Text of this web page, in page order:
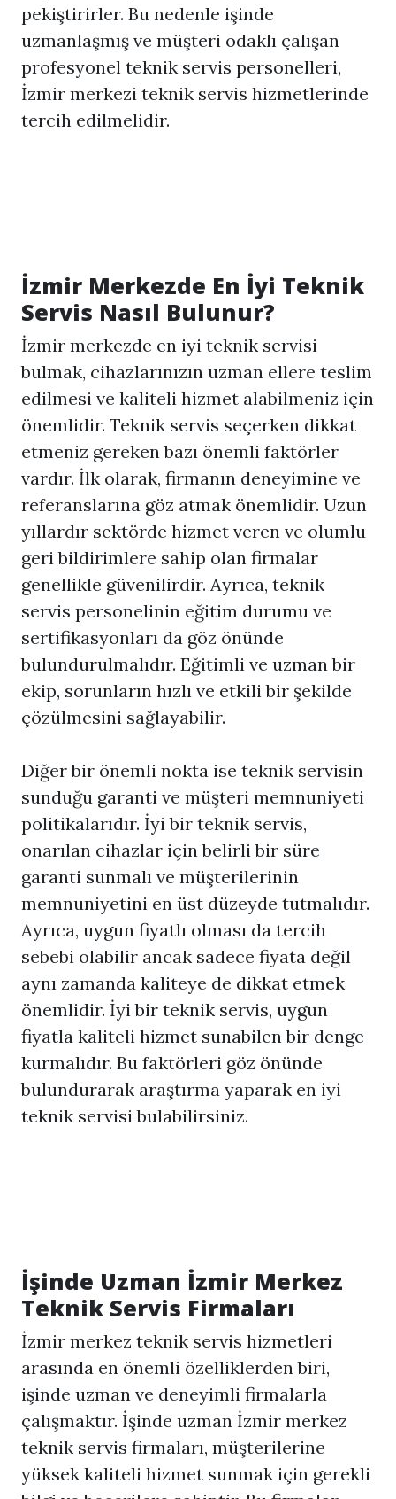
pekiştirirler. Bu nedenle işinde
uzmanlaşmış ve müşteri odaklı çalışan
profesyonel teknik servis personelleri,
İzmir merkezi teknik servis hizmetlerinde
tercih edilmelidir.
İzmir Merkezde En İyi Teknik
Servis Nasıl Bulunur?
İzmir merkezde en iyi teknik servisi
bulmak, cihazlarınızın uzman ellere teslim
edilmesi ve kaliteli hizmet alabilmeniz için
önemlidir. Teknik servis seçerken dikkat
etmeniz gereken bazı önemli faktörler
vardır. İlk olarak, firmanın deneyimine ve
referanslarına göz atmak önemlidir. Uzun
yıllardır sektörde hizmet veren ve olumlu
geri bildirimlere sahip olan firmalar
genellikle güvenilirdir. Ayrıca, teknik
servis personelinin eğitim durumu ve
sertifikasyonları da göz önünde
bulundurulmalıdır. Eğitimli ve uzman bir
ekip, sorunların hızlı ve etkili bir şekilde
çözülmesini sağlayabilir.
Diğer bir önemli nokta ise teknik servisin
sunduğu garanti ve müşteri memnuniyeti
politikalarıdır. İyi bir teknik servis,
onarılan cihazlar için belirli bir süre
garanti sunmalı ve müşterilerinin
memnuniyetini en üst düzeyde tutmalıdır.
Ayrıca, uygun fiyatlı olması da tercih
sebebi olabilir ancak sadece fiyata değil
aynı zamanda kaliteye de dikkat etmek
önemlidir. İyi bir teknik servis, uygun
fiyatla kaliteli hizmet sunabilen bir denge
kurmalıdır. Bu faktörleri göz önünde
bulundurarak araştırma yaparak en iyi
teknik servisi bulabilirsiniz.
İşinde Uzman İzmir Merkez
Teknik Servis Firmaları
İzmir merkez teknik servis hizmetleri
arasında en önemli özelliklerden biri,
işinde uzman ve deneyimli firmalarla
çalışmaktır. İşinde uzman İzmir merkez
teknik servis firmaları, müşterilerine
yüksek kaliteli hizmet sunmak için gerekli